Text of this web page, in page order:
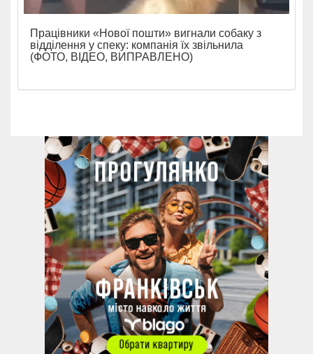
Працівники «Нової пошти» вигнали собаку з
відділення у спеку: компанія їх звільнила
(ФОТО, ВІДЕО, ВИПРАВЛЕНО)